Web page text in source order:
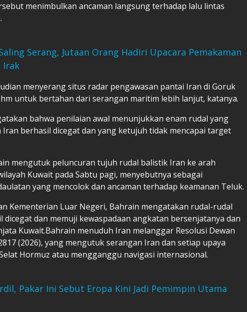
menimbulkan ancaman langsung terhadap lalu lintas
Serang, Jutaan Orang Hadiri Upacara Pemakaman
Irak
menyerang situs radar pengawasan pantai Iran di Goruk
untuk bertahan dari serangan maritim lebih lanjut, katanya.
bahwa penilaian awal menunjukkan enam rudal yang
berhasil dicegat dan yang ketujuh tidak mencapai target
mengutuk peluncuran tujuh rudal balistik Iran ke arah
Kuwait pada Sabtu pagi, menyebutnya sebagai
yang mencolok dan ancaman terhadap keamanan Teluk.
Kementerian Luar Negeri, Bahrain mengatakan rudal-rudal
dan memuji kewaspadaan angkatan bersenjatanya dan
Kuwait.Bahrain menuduh Iran melanggar Resolusi Dewan
(2026), yang mengutuk serangan Iran dan setiap upaya
Hormuz atau mengganggu navigasi internasional.
Pakar Ini Sebut Eropa Kini Jadi Pemimpin Utama